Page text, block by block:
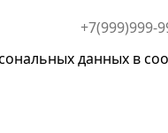
данных в